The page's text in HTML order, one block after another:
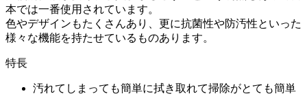
本では一番使用されています。
色やデザインもたくさんあり、更に抗菌性や防汚性といった
様々な機能を持たせているものあります。
特長
汚れてしまっても簡単に拭き取れて掃除がとても簡単